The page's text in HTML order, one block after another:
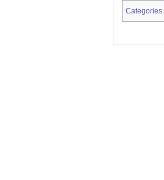
Categories: